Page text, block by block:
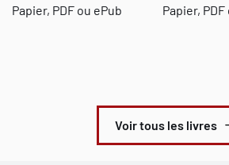
Papier, PDF ou ePub
Papier,
Voir tous les livres